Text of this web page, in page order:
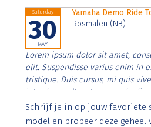
Saturday
30
MAY
Yamaha Demo Ride
Rosmalen (NB)
Lorem ipsum dolor sit amet,
elit. Suspendisse varius enim in
tristique. Duis cursus, mi quis
interdum nulla, ut commodo
Aenean faucibus nibh et justo
imperdiet. Nunc ut sem vitae
Schrijf je in op jouw favoriete
model en probeer deze